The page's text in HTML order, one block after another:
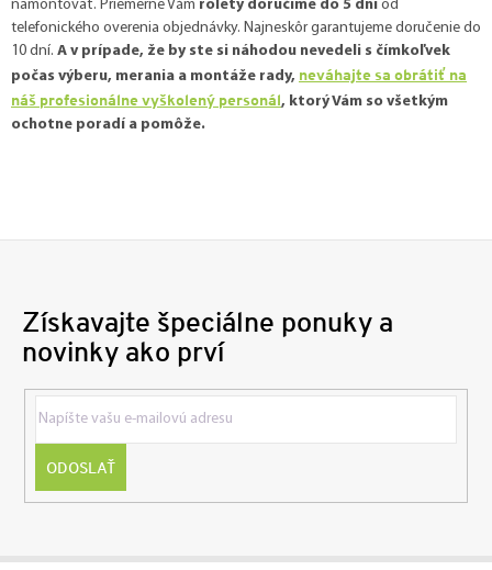
namontovať. Priemerne Vám rolety doručíme do 5 dní od
telefonického overenia objednávky. Najneskôr garantujeme doručenie do
10 dní. A v prípade, že by ste si náhodou nevedeli s čímkoľvek
počas výberu, merania a montáže rady, neváhajte sa obrátiť na
náš profesionálne vyškolený personál, ktorý Vám so všetkým
ochotne poradí a pomôže.
Získavajte špeciálne ponuky a
novinky ako prví
ODOSLAŤ